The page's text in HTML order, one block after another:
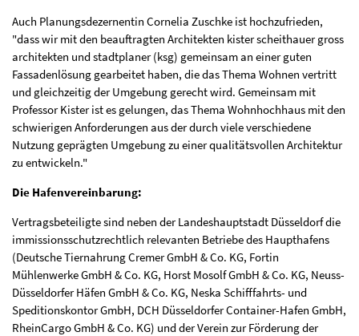
Auch Planungsdezernentin Cornelia Zuschke ist hochzufrieden,
"dass wir mit den beauftragten Architekten kister scheithauer gross
architekten und stadtplaner (ksg) gemeinsam an einer guten
Fassadenlösung gearbeitet haben, die das Thema Wohnen vertritt
und gleichzeitig der Umgebung gerecht wird. Gemeinsam mit
Professor Kister ist es gelungen, das Thema Wohnhochhaus mit den
schwierigen Anforderungen aus der durch viele verschiedene
Nutzung geprägten Umgebung zu einer qualitätsvollen Architektur
zu entwickeln."
Die Hafenvereinbarung:
Vertragsbeteiligte sind neben der Landeshauptstadt Düsseldorf die
immissionsschutzrechtlich relevanten Betriebe des Haupthafens
(Deutsche Tiernahrung Cremer GmbH & Co. KG, Fortin
Mühlenwerke GmbH & Co. KG, Horst Mosolf GmbH & Co. KG, Neuss-
Düsseldorfer Häfen GmbH & Co. KG, Neska Schifffahrts- und
Speditionskontor GmbH, DCH Düsseldorfer Container-Hafen GmbH,
RheinCargo GmbH & Co. KG) und der Verein zur Förderung der